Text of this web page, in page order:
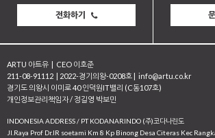
전화하기
ARTU 아트유 | CEO 이호준
211-08-91112 | 2022-경기의왕-0208호 | info@artu.co.kr
경기도 의왕시 이미로 40 인덕원IT밸리 (C동107호)
개인정보관리책임자 / 정길영 박보민
INDONESIA ADDRESS / PT KODANARINDO (주)코다나린도
JI.Raya Prof Dr.IR soetami Km 8 Kp Binong Desa Citeras Kec